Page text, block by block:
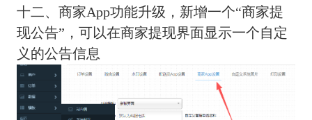
十二、商家App功能升级，新增一个“商家提
现公告”，可以在商家提现界面显示一个自定
义的公告信息